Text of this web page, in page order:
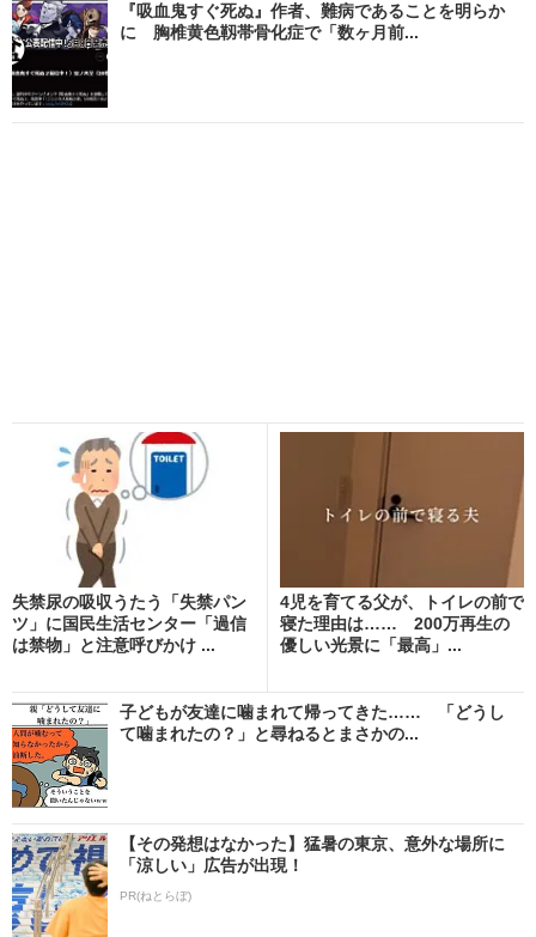
『吸血鬼すぐ死ぬ』作者、難病であることを明らか
に 胸椎黄色靱帯骨化症で「数ヶ月前...
失禁尿の吸収うたう「失禁パン
ツ」に国民生活センター「過信
は禁物」と注意呼びかけ ...
4児を育てる父が、トイレの前で
寝た理由は…… 200万再生の
優しい光景に「最高」...
子どもが友達に噛まれて帰ってきた…… 「どうし
て噛まれたの？」と尋ねるとまさかの...
【その発想はなかった】猛暑の東京、意外な場所に
「涼しい」広告が出現！
PR(ねとらぼ)